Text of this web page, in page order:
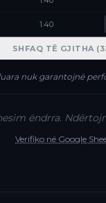
1.40
SHFAQ TË GJITHA (
nuk garantojnë
ëndrra.
Verifiko në Google